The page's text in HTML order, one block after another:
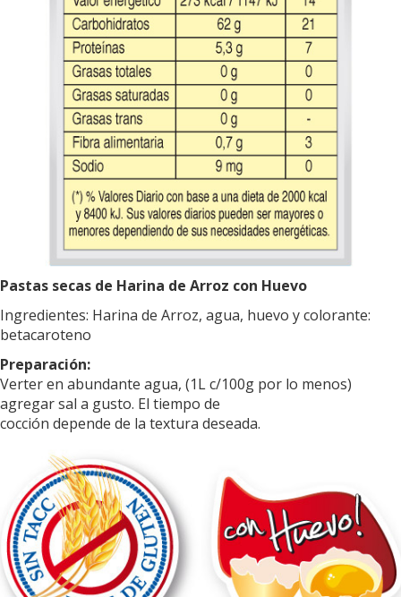
Pastas secas de Harina de Arroz con Huevo
Ingredientes: Harina de Arroz, agua, huevo y colorante:
betacaroteno
Preparación:
Verter en abundante agua, (1L c/100g por lo menos)
agregar sal a gusto. El tiempo de
cocción depende de la textura deseada.